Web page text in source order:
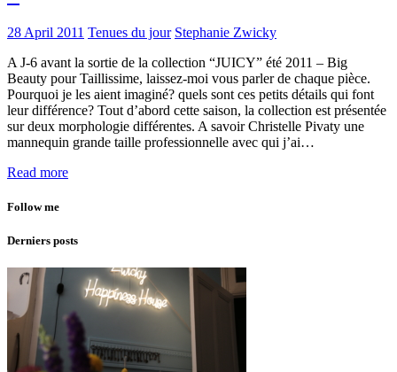
28 April 2011 Tenues du jour Stephanie Zwicky
A J-6 avant la sortie de la collection “JUICY” été 2011 – Big
Beauty pour Taillissime, laissez-moi vous parler de chaque pièce.
Pourquoi je les aient imaginé? quels sont ces petits détails qui font
leur différence? Tout d’abord cette saison, la collection est présentée
sur deux morphologie différentes. A savoir Christelle Pivaty une
mannequin grande taille professionnelle avec qui j’ai…
Read more
Follow me
Derniers posts